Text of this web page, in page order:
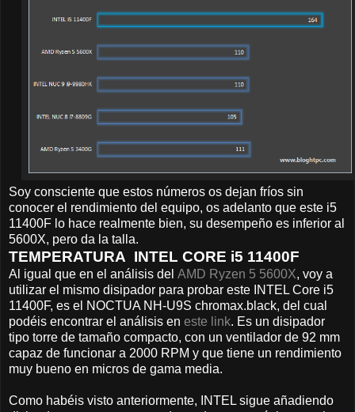
Soy consciente que estos números os dejan fríos sin
conocer el rendimiento del equipo, os adelanto que este i5
11400F lo hace realmente bien, su desempeño es inferior al
5600X, pero da la talla.
TEMPERATURA INTEL CORE i5 11400F
Al igual que en el análisis del AMD Ryzen 5 5600X, voy a
utilizar el mismo disipador para probar este INTEL Core i5
11400F, es el NOCTUA NH-U9S chromax.black, del cual
podéis encontrar el análisis en este link. Es un disipador
tipo torre de tamaño compacto, con un ventilador de 92 mm
capaz de funcionar a 2000 RPM y que tiene un rendimiento
muy bueno en micros de gama media.
Como habéis visto anteriormente, INTEL sigue añadiendo